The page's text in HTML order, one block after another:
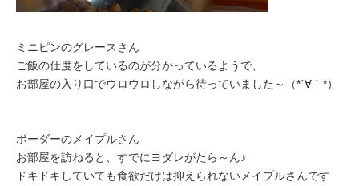
ミニピンのグレースさん
ご飯の仕度をしているのが分かっているようで、
お部屋の入り口でウロウロしながら待っていました～（*´∀｀*）
ボーダーのメイプルさん
お部屋を訪ねると、すでにヨダレがたら～ん♪
ドキドキしていても食欲だけは抑えられないメイプルさんです